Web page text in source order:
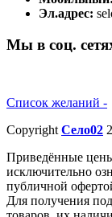
Эл.адрес:
Мы в соц.
Список желаний -
Copyright Село02
Приведённые
исключительно
публичной
Для получения